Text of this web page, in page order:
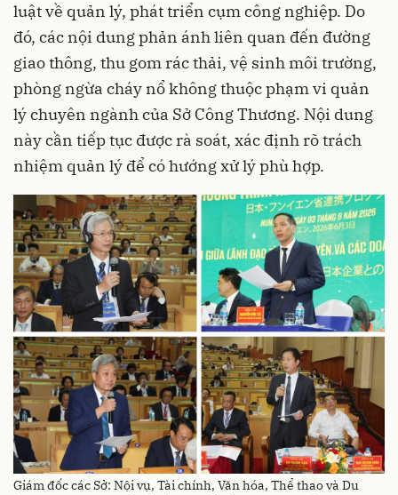
luật về quản lý, phát triển cụm công nghiệp. Do
đó, các nội dung phản ánh liên quan đến đường
giao thông, thu gom rác thải, vệ sinh môi trường,
phòng ngừa cháy nổ không thuộc phạm vi quản
lý chuyên ngành của Sở Công Thương. Nội dung
này cần tiếp tục được rà soát, xác định rõ trách
nhiệm quản lý để có hướng xử lý phù hợp.
Giám đốc các Sở: Nội vụ, Tài chính, Văn hóa, Thể thao và Du